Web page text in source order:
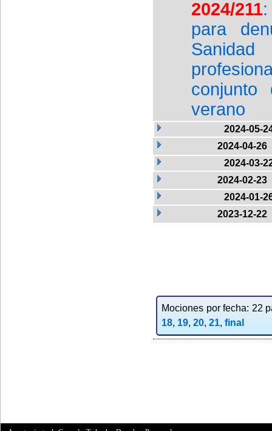
2024/211
para
conjunto
verano
2024-05-
2024-04-26
2024-03-
2024-02-23
2024-01-
2023-12-22
Mociones por fecha: 22
18, 19, 20, 21, final